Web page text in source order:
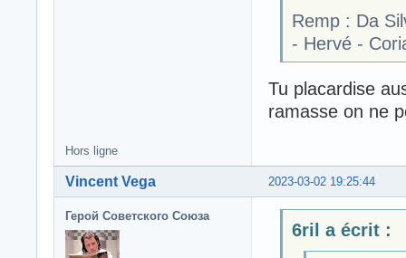
Remp : Da
- Hervé -
Tu placardise
ramasse on ne
Hors ligne
2023-03-02 19:25:44
Vincent Vega
Герой Советского Союза
6ril a écrit :